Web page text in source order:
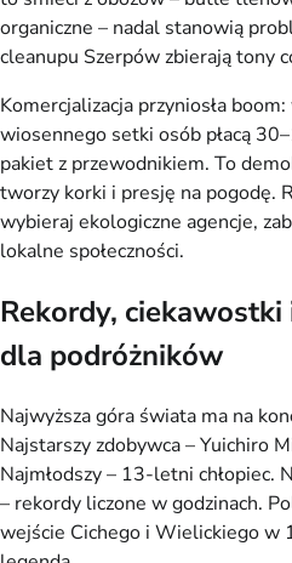
organiczne – nadal stanowią
cleanupu Szerpów zbierają tony
Komercjalizacja przyniosła
wiosennego setki osób płacą
pakiet z przewodnikiem. To
tworzy korki i presję na pogodę.
wybieraj ekologiczne agencje,
lokalne społeczności.
Rekordy,
dla podróżników
Najwyższa góra świata ma na
Najstarszy zdobywca – Yuichiro
Najmłodszy – 13-letni chłopiec.
– rekordy liczone w godzinach.
wejście Cichego i Wielickiego w